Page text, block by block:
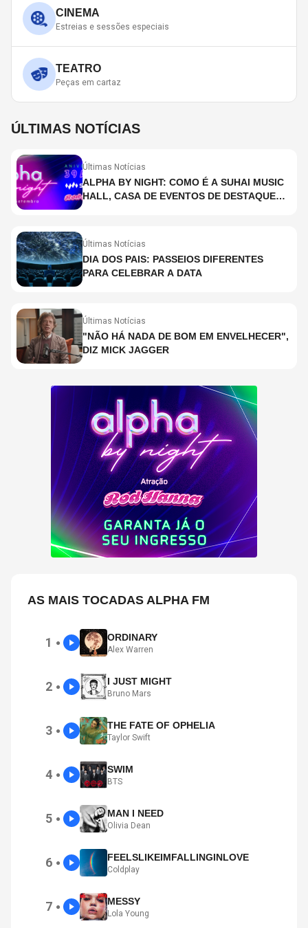
CINEMA
Estreias e sessões especiais
TEATRO
Peças em cartaz
ÚLTIMAS NOTÍCIAS
Últimas Notícias
ALPHA BY NIGHT: COMO É A SUHAI MUSIC
HALL, CASA DE EVENTOS DE DESTAQUE
Últimas Notícias
DIA DOS PAIS: PASSEIOS DIFERENTES
PARA CELEBRAR A DATA
Últimas Notícias
"NÃO HÁ NADA DE BOM EM ENVELHECER",
DIZ MICK JAGGER
AS MAIS TOCADAS ALPHA FM
1 ● ORDINARY
Alex Warren
2 ● I JUST MIGHT
Bruno Mars
3 ● THE FATE OF OPHELIA
Taylor Swift
4 ● SWIM
BTS
5 ● MAN I NEED
Olivia Dean
6 ● FEELSLIKEIMFALLINGINLOVE
Coldplay
7 ● MESSY
Lola Young